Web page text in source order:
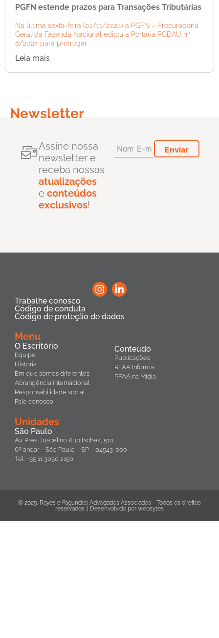
PGFN estende prazos para Transações Tributárias
Na última sexta-feira (01/11/2024) a PGFN – Procuradoria
Geral da Fazenda Nacional editou a Portaria PGDAU nº
6/2024 para prorrogar
Leia mais
Newsletter
Assine nossa
newsletter e
receba nossas
atualizações
e conteúdos
exclusivos!
Trabalhe conosco
Código de conduta
Código de proteção de dados
Menu
O Escritório
Equipe
História
Em que somos diferentes
Abrangência internacional
Responsabilidade social
Fale conosco
Conteúdo
Publicações
RFAA Informa
RFAA na Mídia
Unidades
São Paulo
Av. Pres. Juscelino Kubitschek, 510
6º andar – São Paulo – SP – 04543-000
Tel.: +55 11 3050 2150
© 2025. Rayes e Fagundes Advogados Associados - Todos os direitos
reservados. | Desenvolvido por websytes